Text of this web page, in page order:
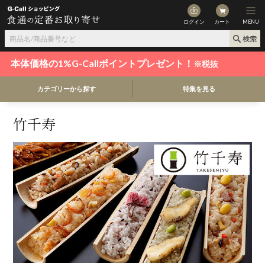
ログイン カート MENU
本体価格の1%G-Callポイントプレゼント！ ※税抜
カテゴリーから探す 特集を見る
竹千寿